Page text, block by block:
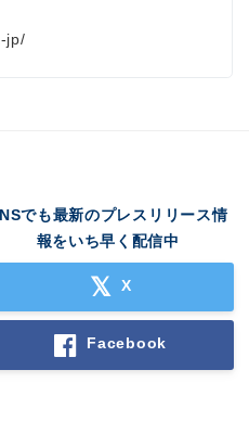
jp/
でも最新のプレスリリース情
報をいち早く配信中
X
Facebook